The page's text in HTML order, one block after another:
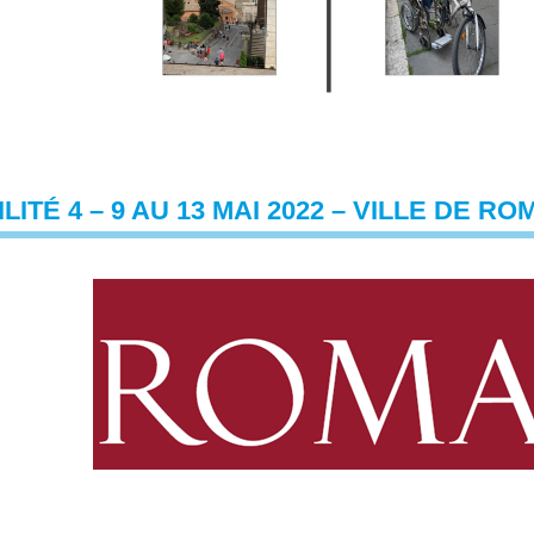
4 – 9 AU 13 MAI 2022 – VILLE DE